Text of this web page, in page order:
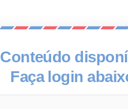
Conteúdo
Faça login